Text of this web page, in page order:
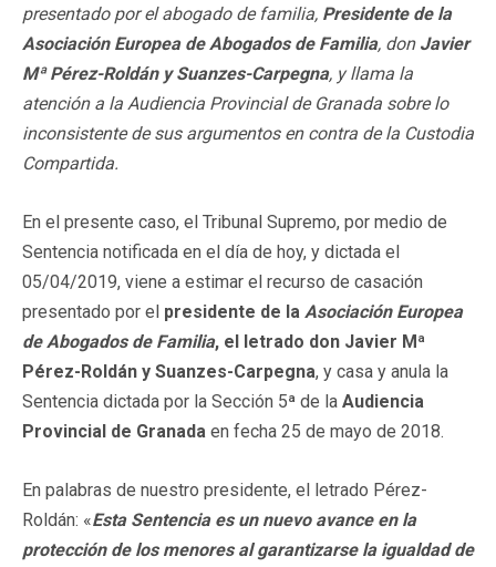
presentado por el abogado de familia, Presidente de la
Asociación Europea de Abogados de Familia, don Javier
Mª Pérez-Roldán y Suanzes-Carpegna, y llama la
atención a la Audiencia Provincial de Granada sobre lo
inconsistente de sus argumentos en contra de la Custodia
Compartida.
En el presente caso, el Tribunal Supremo, por medio de
Sentencia notificada en el día de hoy, y dictada el
05/04/2019, viene a estimar el recurso de casación
presentado por el presidente de la Asociación Europea
de Abogados de Familia, el letrado don Javier Mª
Pérez-Roldán y Suanzes-Carpegna, y casa y anula la
Sentencia dictada por la Sección 5ª de la Audiencia
Provincial de Granada en fecha 25 de mayo de 2018.
En palabras de nuestro presidente, el letrado Pérez-
Roldán: «Esta Sentencia es un nuevo avance en la
protección de los menores al garantizarse la igualdad de